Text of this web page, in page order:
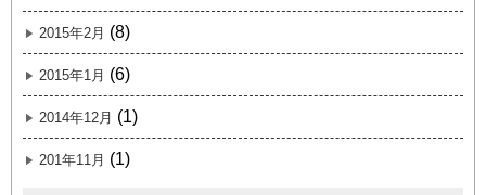
2015年2月 (8)
2015年1月 (6)
2014年12月 (1)
201年11月 (1)